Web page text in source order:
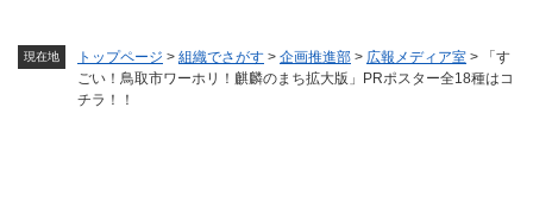
現在地 トップページ > 組織でさがす > 企画推進部 > 広報メディア室 >
「す
ごい！鳥取市ワーホリ！麒麟のまち拡大版」PRポスター全18種はコ
チラ！！